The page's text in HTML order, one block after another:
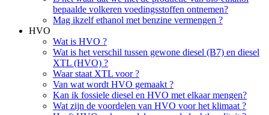
bepaalde volkeren voedingsstoffen ontnemen?
Mag ikzelf ethanol met benzine vermengen ?
HVO
Wat is HVO ?
Wat is het verschil tussen gewone diesel (B7) en diesel
XTL (HVO) ?
Waar staat XTL voor ?
Van wat wordt HVO gemaakt ?
Kan ik fossiele diesel en HVO met elkaar mengen?
Wat zijn de voordelen van HVO voor het klimaat ?